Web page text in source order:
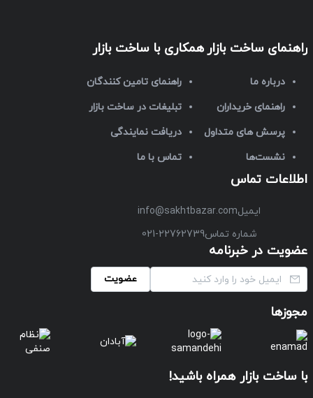
راهنمای ساخت بازار
درباره ما
راهنمای خریداران
پرسش های متداول
نشست‌ها
همکاری با ساخت بازار
راهنمای تامین کنندگان
تبلیغات در ساخت بازار
دریافت نمایندگی
تماس با ما
اطلاعات تماس
ایمیلinfo@sakhtbazar.com
شماره تماس021-22762739
عضویت در خبرنامه
عضویت
مجوزها
با ساخت بازار همراه باشید!